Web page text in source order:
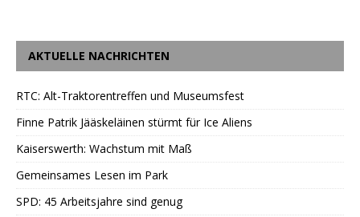
AKTUELLE NACHRICHTEN
RTC: Alt-Traktorentreffen und Museumsfest
Finne Patrik Jääskeläinen stürmt für Ice Aliens
Kaiserswerth: Wachstum mit Maß
Gemeinsames Lesen im Park
SPD: 45 Arbeitsjahre sind genug